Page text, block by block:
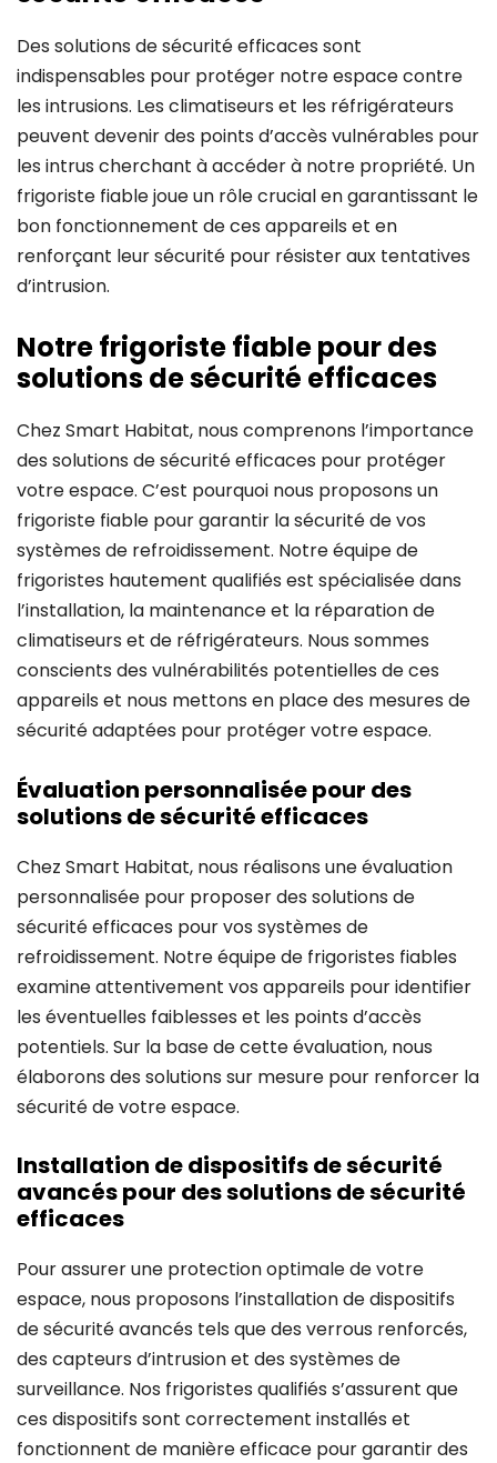
Des solutions de sécurité efficaces sont
indispensables pour protéger notre espace contre
les intrusions. Les climatiseurs et les réfrigérateurs
peuvent devenir des points d’accès vulnérables pour
les intrus cherchant à accéder à notre propriété. Un
frigoriste fiable joue un rôle crucial en garantissant le
bon fonctionnement de ces appareils et en
renforçant leur sécurité pour résister aux tentatives
d’intrusion.
Notre frigoriste fiable pour des
solutions de sécurité efficaces
Chez Smart Habitat, nous comprenons l’importance
des solutions de sécurité efficaces pour protéger
votre espace. C’est pourquoi nous proposons un
frigoriste fiable pour garantir la sécurité de vos
systèmes de refroidissement. Notre équipe de
frigoristes hautement qualifiés est spécialisée dans
l’installation, la maintenance et la réparation de
climatiseurs et de réfrigérateurs. Nous sommes
conscients des vulnérabilités potentielles de ces
appareils et nous mettons en place des mesures de
sécurité adaptées pour protéger votre espace.
Évaluation personnalisée pour des
solutions de sécurité efficaces
Chez Smart Habitat, nous réalisons une évaluation
personnalisée pour proposer des solutions de
sécurité efficaces pour vos systèmes de
refroidissement. Notre équipe de frigoristes fiables
examine attentivement vos appareils pour identifier
les éventuelles faiblesses et les points d’accès
potentiels. Sur la base de cette évaluation, nous
élaborons des solutions sur mesure pour renforcer la
sécurité de votre espace.
Installation de dispositifs de sécurité
avancés pour des solutions de sécurité
efficaces
Pour assurer une protection optimale de votre
espace, nous proposons l’installation de dispositifs
de sécurité avancés tels que des verrous renforcés,
des capteurs d’intrusion et des systèmes de
surveillance. Nos frigoristes qualifiés s’assurent que
ces dispositifs sont correctement installés et
fonctionnent de manière efficace pour garantir des